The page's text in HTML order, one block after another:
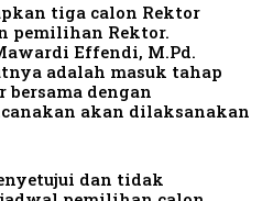
tiga calon Rektor
pemilihan Rektor.
Effendi, M.Pd.
adalah masuk tahap
dengan
akan dilaksanakan
dan tidak